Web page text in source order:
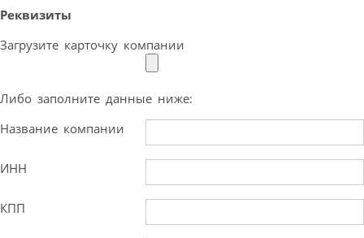
Реквизиты
Загрузите карточку компании
Либо заполните данные ниже:
Название компании
ИНН
КПП